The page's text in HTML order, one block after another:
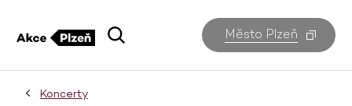
Město Plzeň
Koncerty